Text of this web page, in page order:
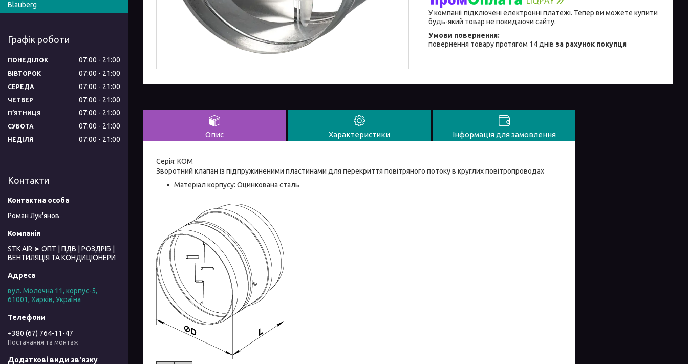
У компанії підключені електронні платежі. Тепер ви можете купити
будь-який товар не покидаючи сайту.
повернення товару протягом 14 днів за рахунок покупця
Опис Характеристики Інформація для замовлення
Серія: КОМ
Зворотний клапан із підпружиненими пластинами для перекриття повітряного потоку в круглих повітропроводах
Матеріал корпусу: Оцинкована сталь
Blauberg
Графік роботи
ПОНЕДІЛОК 07:00 21:00
ВІВТОРОК 07:00 21:00
СЕРЕДА 07:00 21:00
ЧЕТВЕР 07:00 21:00
ПʼЯТНИЦЯ 07:00 21:00
СУБОТА 07:00 21:00
НЕДІЛЯ 07:00 21:00
Контакти
Роман Лук'янов
STK AIR ➤ ОПТ | ПДВ | РОЗДРІБ |
ВЕНТИЛЯЦІЯ ТА КОНДИЦІОНЕРИ
вул. Молочна 11, корпус-5,
61001, Харків, Україна
+380 (67) 764-11-47
Постачання та монтаж